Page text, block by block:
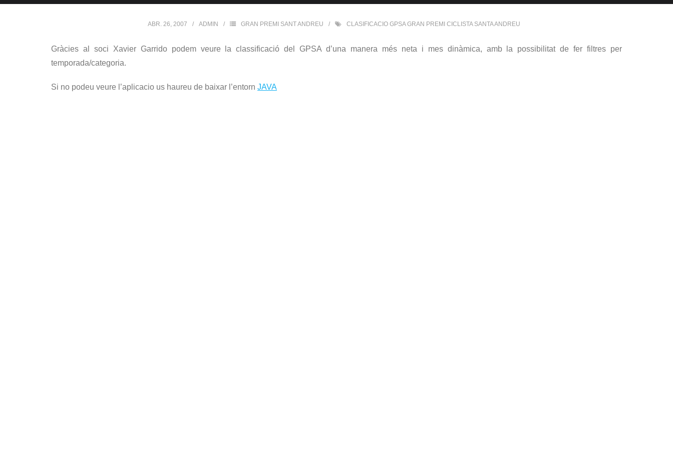
ABR. 26, 2007 ADMIN GRAN PREMI SANT ANDREU CLASIFICACIO GPSA GRAN PREMI CICLISTA SANTA ANDREU
Gràcies al soci Xavier Garrido podem veure la classificació del GPSA d’una manera més neta i mes dinàmica, amb la possibilitat de fer filtres per
temporada/categoria.
Si no podeu veure l’aplicacio us haureu de baixar l’entorn JAVA